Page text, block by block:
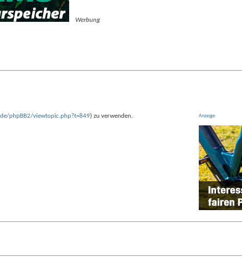
Werbung
Anzeige
phpBB2/viewtopic.php?t=849) zu verwenden.